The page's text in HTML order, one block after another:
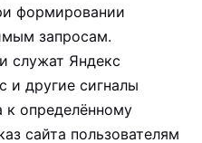
формировании
запросам.
служат Яндекс
и другие сигналы
к определённому
сайта пользователям